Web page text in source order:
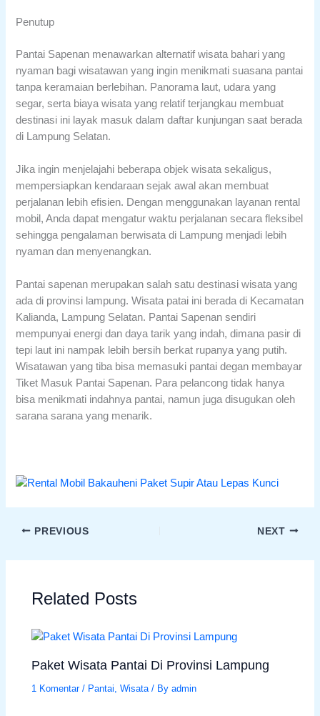
Penutup
Pantai Sapenan menawarkan alternatif wisata bahari yang
nyaman bagi wisatawan yang ingin menikmati suasana pantai
tanpa keramaian berlebihan. Panorama laut, udara yang
segar, serta biaya wisata yang relatif terjangkau membuat
destinasi ini layak masuk dalam daftar kunjungan saat berada
di Lampung Selatan.
Jika ingin menjelajahi beberapa objek wisata sekaligus,
mempersiapkan kendaraan sejak awal akan membuat
perjalanan lebih efisien. Dengan menggunakan layanan rental
mobil, Anda dapat mengatur waktu perjalanan secara fleksibel
sehingga pengalaman berwisata di Lampung menjadi lebih
nyaman dan menyenangkan.
Pantai sapenan merupakan salah satu destinasi wisata yang
ada di provinsi lampung. Wisata patai ini berada di Kecamatan
Kalianda, Lampung Selatan. Pantai Sapenan sendiri
mempunyai energi dan daya tarik yang indah, dimana pasir di
tepi laut ini nampak lebih bersih berkat rupanya yang putih.
Wisatawan yang tiba bisa memasuki pantai degan membayar
Tiket Masuk Pantai Sapenan. Para pelancong tidak hanya
bisa menikmati indahnya pantai, namun juga disugukan oleh
sarana sarana yang menarik.
PREVIOUS NEXT
Related Posts
Paket Wisata Pantai Di Provinsi Lampung
1 Komentar / Pantai,Wisata/ Byadmin